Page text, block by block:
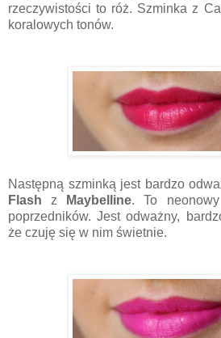
rzeczywistości to róż. Szminka z
koralowych tonów.
Następną szminką jest bardzo
Flash z Maybelline. To
poprzedników. Jest odważny,
że czuję się w nim świetnie.